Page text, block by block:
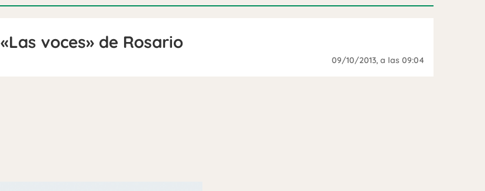
«Las voces» de Rosario
09/10/2013, a las 09:04